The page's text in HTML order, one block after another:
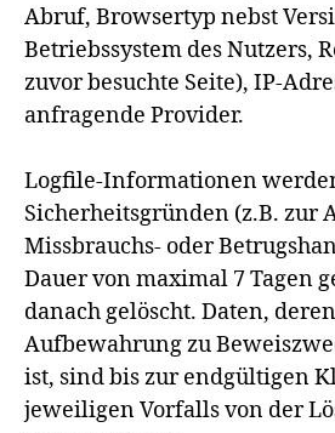
Abruf, Browsertyp nebst
Betriebssystem des Nutzers,
zuvor besuchte Seite), IP-
anfragende Provider.
Logfile-Informationen
Sicherheitsgründen (z.B. zur
Missbrauchs- oder
Dauer von maximal 7 Tagen
danach gelöscht. Daten,
Aufbewahrung zu
ist, sind bis zur endgültigen
jeweiligen Vorfalls von der